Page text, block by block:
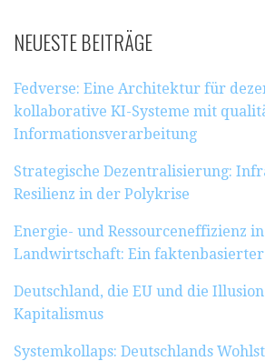
NEUESTE BEITRÄGE
Fedverse: Eine Architektur für
kollaborative KI-Systeme mit
Informationsverarbeitung
Strategische Dezentralisierung:
Resilienz in der Polykrise
Energie- und Ressourceneffizienz
Landwirtschaft: Ein
Deutschland, die EU und die
Kapitalismus
Systemkollaps: Deutschlands